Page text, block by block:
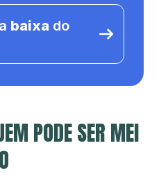
baixa do
PODE SER MEI